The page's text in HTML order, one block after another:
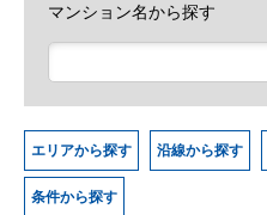
マンション名から探す
エリアから探す 沿線から探す
条件から探す